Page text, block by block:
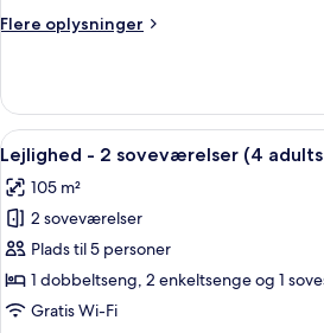
(4
Flere oplysninger
Flere
-
soveværelser
adults)
Indlæs
alle
billeder
af
Lejlighed
-
2
2
11
Lejlighed - 2 soveværelser (4 adults
105 m²
2 soveværelser
Plads til 5 personer
1 dobbeltseng, 2 enkeltsenge og 1
Gratis Wi-Fi